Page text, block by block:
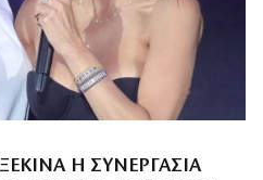
Η ΣΥΝΕΡΓΑΣΊΑ